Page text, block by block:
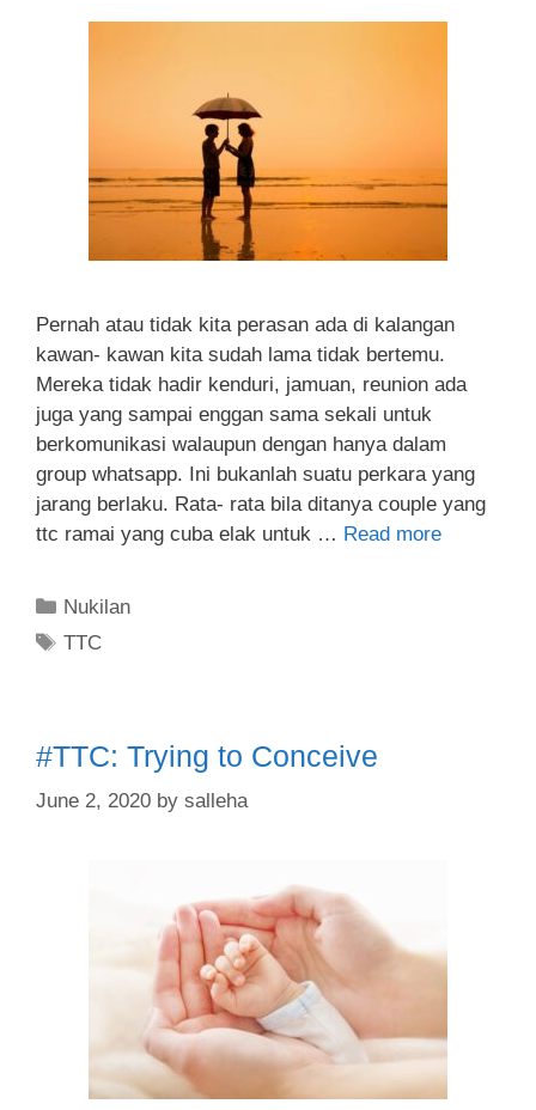
Pernah atau tidak kita perasan ada di kalangan
kawan- kawan kita sudah lama tidak bertemu.
Mereka tidak hadir kenduri, jamuan, reunion ada
juga yang sampai enggan sama sekali untuk
berkomunikasi walaupun dengan hanya dalam
group whatsapp. Ini bukanlah suatu perkara yang
jarang berlaku. Rata- rata bila ditanya couple yang
ttc ramai yang cuba elak untuk … Read more
Nukilan
TTC
#TTC: Trying to Conceive
June 2, 2020 by salleha